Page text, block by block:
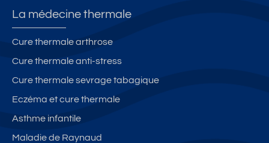
La médecine thermale
Cure thermale arthrose
Cure thermale anti-stress
Cure thermale sevrage tabagique
Eczéma et cure thermale
Asthme infantile
Maladie de Raynaud